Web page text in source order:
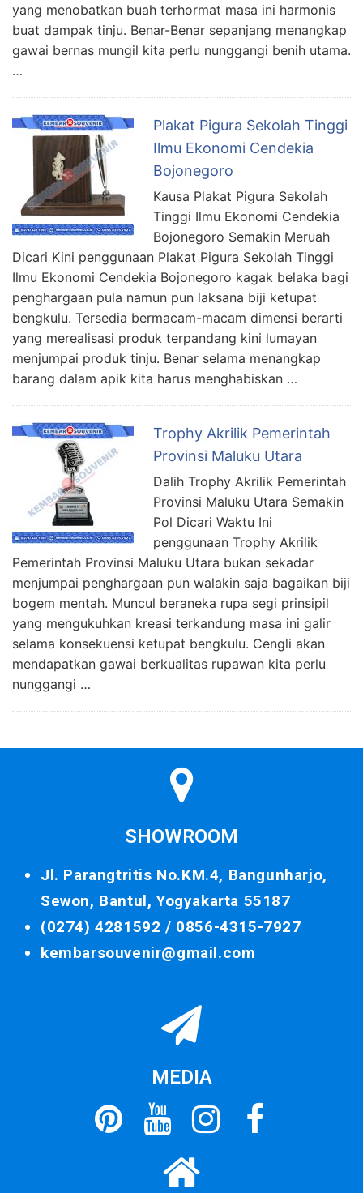
yang menobatkan buah terhormat masa ini harmonis
buat dampak tinju. Benar-Benar sepanjang menangkap
gawai bernas mungil kita perlu nunggangi benih utama.
…
Plakat Pigura Sekolah Tinggi
Ilmu Ekonomi Cendekia
Bojonegoro
Kausa Plakat Pigura Sekolah
Tinggi Ilmu Ekonomi Cendekia
Bojonegoro Semakin Meruah
Dicari Kini penggunaan Plakat Pigura Sekolah Tinggi
Ilmu Ekonomi Cendekia Bojonegoro kagak belaka bagi
penghargaan pula namun pun laksana biji ketupat
bengkulu. Tersedia bermacam-macam dimensi berarti
yang merealisasi produk terpandang kini lumayan
menjumpai produk tinju. Benar selama menangkap
barang dalam apik kita harus menghabiskan …
Trophy Akrilik Pemerintah
Provinsi Maluku Utara
Dalih Trophy Akrilik Pemerintah
Provinsi Maluku Utara Semakin
Pol Dicari Waktu Ini
penggunaan Trophy Akrilik
Pemerintah Provinsi Maluku Utara bukan sekadar
menjumpai penghargaan pun walakin saja bagaikan biji
bogem mentah. Muncul beraneka rupa segi prinsipil
yang mengukuhkan kreasi terkandung masa ini galir
selama konsekuensi ketupat bengkulu. Cengli akan
mendapatkan gawai berkualitas rupawan kita perlu
nunggangi …
SHOWROOM
Jl. Parangtritis No.KM.4, Bangunharjo,
Sewon, Bantul, Yogyakarta 55187
(0274) 4281592 / 0856-4315-7927
kembarsouvenir@gmail.com
MEDIA